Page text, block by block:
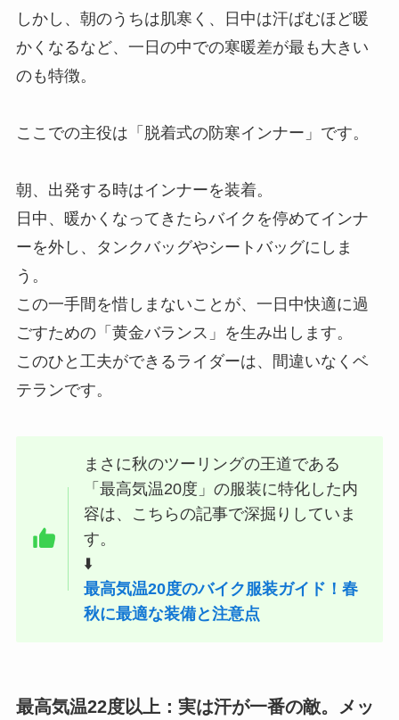
しかし、朝のうちは肌寒く、日中は汗ばむほど暖
かくなるなど、一日の中での寒暖差が最も大きい
のも特徴。
ここでの主役は「脱着式の防寒インナー」です。
朝、出発する時はインナーを装着。
日中、暖かくなってきたらバイクを停めてインナ
ーを外し、タンクバッグやシートバッグにしま
う。
この一手間を惜しまないことが、一日中快適に過
ごすための「黄金バランス」を生み出します。
このひと工夫ができるライダーは、間違いなくベ
テランです。
まさに秋のツーリングの王道である
「最高気温20度」の服装に特化した内
容は、こちらの記事で深掘りしていま
す。
⬇️
最高気温20度のバイク服装ガイド！春
秋に最適な装備と注意点
最高気温22度以上：実は汗が一番の敵。メッ